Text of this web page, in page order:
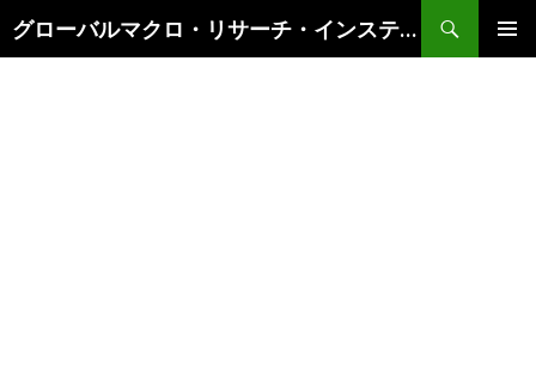
グローバルマクロ・リサーチ・インスティテュート
索